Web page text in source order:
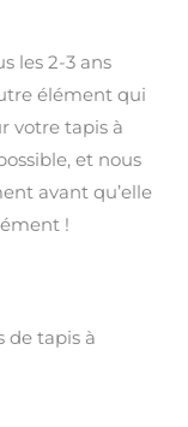
les 2-3 ans
élément qui
votre tapis à
et nous
avant qu’elle
!
de tapis à